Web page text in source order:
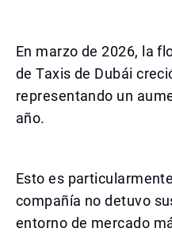
En marzo de 2026, la
de Taxis de Dubái
representando un
año.
Esto es
compañía no detuvo
entorno de mercado